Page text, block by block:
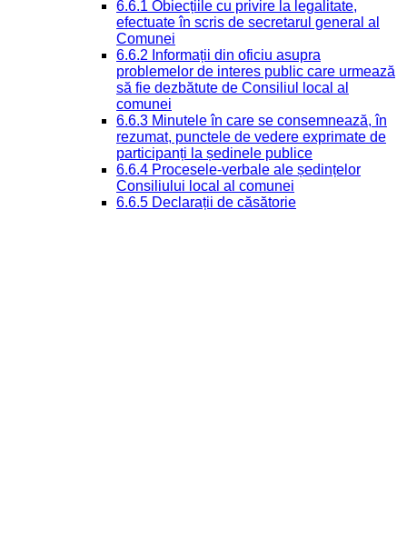
6.6.1 Obiecțiile cu privire la legalitate,
efectuate în scris de secretarul general al
Comunei
6.6.2 Informații din oficiu asupra
problemelor de interes public care urmează
să fie dezbătute de Consiliul local al
comunei
6.6.3 Minutele în care se consemnează, în
rezumat, punctele de vedere exprimate de
participanți la ședinele publice
6.6.4 Procesele-verbale ale ședințelor
Consiliului local al comunei
6.6.5 Declarații de căsătorie